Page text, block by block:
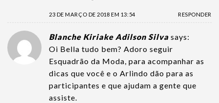
23 DE MARÇO DE 2018 EM 13:54 RESPONDER
Blanche Kiriake Adilson Silva says:
Oi Bella tudo bem? Adoro seguir
Esquadrão da Moda, para acompanhar as
dicas que você e o Arlindo dão para as
participantes e que ajudam a gente que
assiste.